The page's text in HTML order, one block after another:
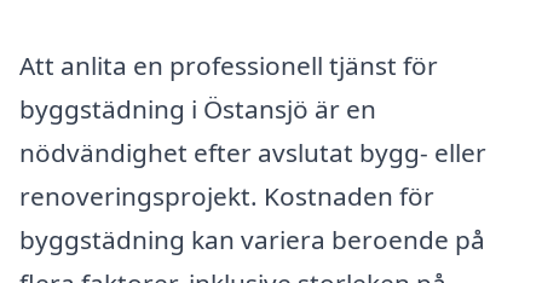
Att anlita en professionell tjänst för
byggstädning i Östansjö är en
nödvändighet efter avslutat bygg- eller
renoveringsprojekt. Kostnaden för
byggstädning kan variera beroende på